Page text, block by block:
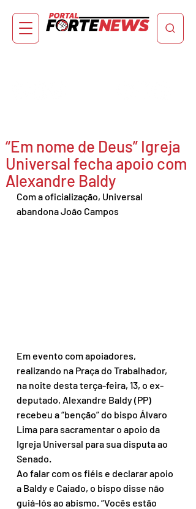
“Em nome de Deus” Igreja
Universal fecha apoio com
Alexandre Baldy
Com a oficialização, Universal
abandona João Campos
Em evento com apoiadores,
realizando na Praça do Trabalhador,
na noite desta terça-feira, 13, o ex-
deputado, Alexandre Baldy (PP)
recebeu a “benção” do bispo Álvaro
Lima para sacramentar o apoio da
Igreja Universal para sua disputa ao
Senado.
Ao falar com os fiéis e declarar apoio
a Baldy e Caiado, o bispo disse não
guiá-lós ao abismo. “Vocês estão